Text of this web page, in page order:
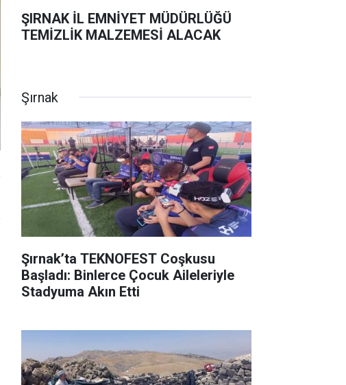
ŞIRNAK İL EMNİYET MÜDÜRLÜĞÜ
TEMİZLİK MALZEMESİ ALACAK
Şırnak
Şırnak’ta TEKNOFEST Coşkusu
Başladı: Binlerce Çocuk Aileleriyle
Stadyuma Akın Etti